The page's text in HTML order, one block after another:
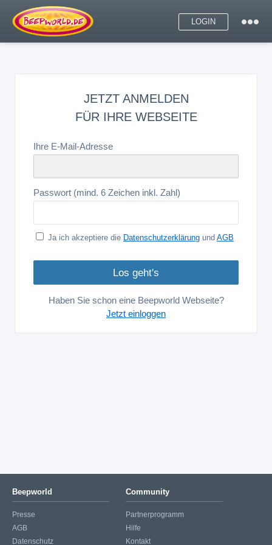
LOGIN
JETZT ANMELDEN
FÜR IHRE WEBSEITE
Ihre E-Mail-Adresse
Passwort (mind. 6 Zeichen inkl. Zahl)
Ja ich akzeptiere die Datenschutzerklärung und AGB
Haben Sie schon eine Beepworld Webseite?
Jetzt einloggen
Beepworld
Presse
AGB
Datenschutz
Community
Partnerprogramm
Hilfe
Kontakt